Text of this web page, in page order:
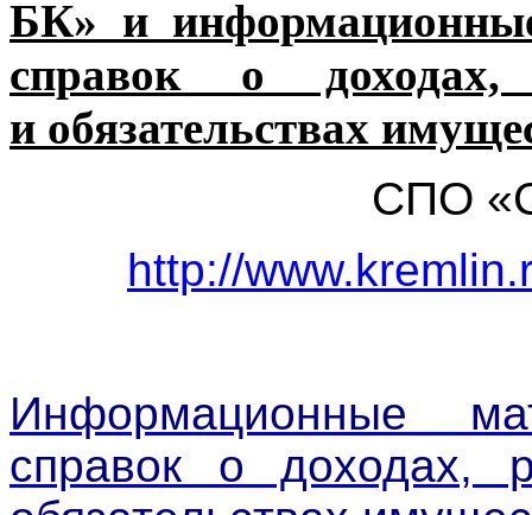
БК» и
справок о
и обязательствах
СПО
http://
Информационные
справок о доходах,